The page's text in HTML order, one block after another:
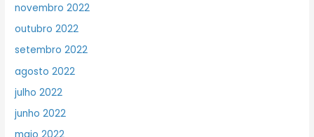
novembro 2022
outubro 2022
setembro 2022
agosto 2022
julho 2022
junho 2022